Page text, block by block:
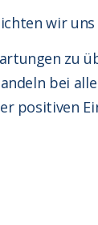
wir uns
zu
bei
positiven